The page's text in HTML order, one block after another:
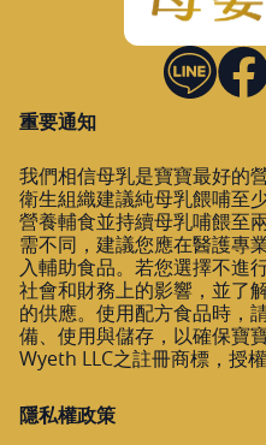
重要通知
我們相信母乳是寶寶最好的
衛生組織建議純母乳餵哺至
營養輔食並持續母乳哺餵至
需不同，建議您應在醫護專
入輔助食品。若您選擇不進
社會和財務上的影響，並了
的供應。使用配方食品時，
備、使用與儲存，以確保寶
Wyeth LLC之註冊商標，授權
隱私權政策